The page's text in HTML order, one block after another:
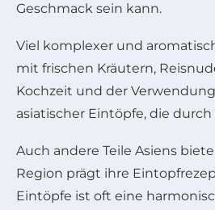
Geschmack sein kann.
Viel komplexer und
mit frischen Kräutern,
Kochzeit und der
asiatischer Eintöpfe, die
Auch andere Teile Asiens
Region prägt ihre
Eintöpfe ist oft eine